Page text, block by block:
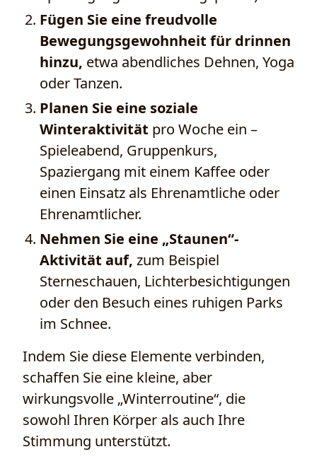
Fügen Sie eine freudvolle
Bewegungsgewohnheit für drinnen
hinzu, etwa abendliches Dehnen, Yoga
oder Tanzen.
Planen Sie eine soziale
Winteraktivität pro Woche ein –
Spieleabend, Gruppenkurs,
Spaziergang mit einem Kaffee oder
einen Einsatz als Ehrenamtliche oder
Ehrenamtlicher.
Nehmen Sie eine „Staunen“-
Aktivität auf, zum Beispiel
Sterneschauen, Lichterbesichtigungen
oder den Besuch eines ruhigen Parks
im Schnee.
Indem Sie diese Elemente verbinden,
schaffen Sie eine kleine, aber
wirkungsvolle „Winterroutine“, die
sowohl Ihren Körper als auch Ihre
Stimmung unterstützt.